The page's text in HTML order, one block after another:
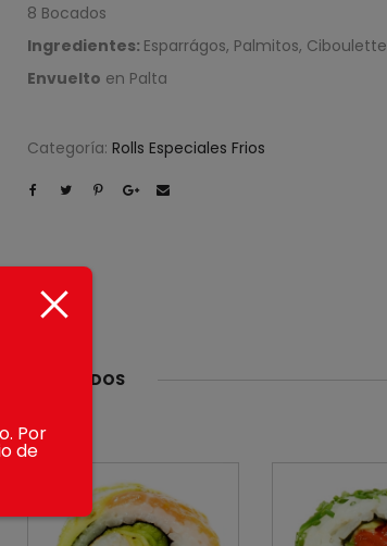
8 Bocados
Ingredientes: Esparrágos, Palmitos, Ciboulette
Envuelto en Palta
Categoría: Rolls Especiales Frios
RELACIONADOS
Por
de